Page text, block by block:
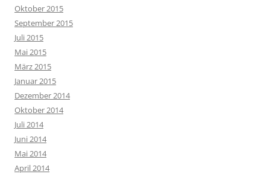
Oktober 2015
September 2015
Juli 2015
Mai 2015
März 2015
Januar 2015
Dezember 2014
Oktober 2014
Juli 2014
Juni 2014
Mai 2014
April 2014